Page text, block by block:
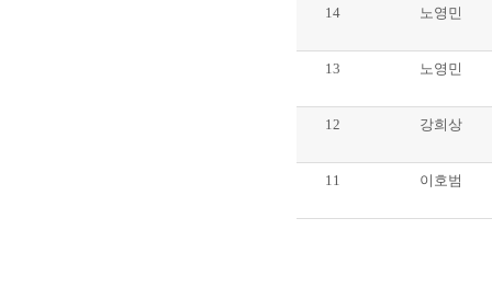
14 노영민
13 노영민
12 강희상
11 이호범